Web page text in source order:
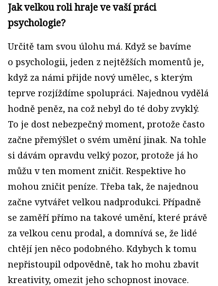
Jak velkou roli hraje ve vaší práci
psychologie?
Určitě tam svou úlohu má. Když se bavíme
o psychologii, jeden z nejtěžších momentů je,
když za námi přijde nový umělec, s kterým
teprve rozjíždíme spolupráci. Najednou vydělá
hodně peněz, na což nebyl do té doby zvyklý.
To je dost nebezpečný moment, protože často
začne přemýšlet o svém umění jinak. Na tohle
si dávám opravdu velký pozor, protože já ho
můžu v ten moment zničit. Respektive ho
mohou zničit peníze. Třeba tak, že najednou
začne vytvářet velkou nadprodukci. Případně
se zaměří přímo na takové umění, které právě
za velkou cenu prodal, a domnívá se, že lidé
chtějí jen něco podobného. Kdybych k tomu
nepřistoupil odpovědně, tak ho mohu zbavit
kreativity, omezit jeho schopnost inovace.